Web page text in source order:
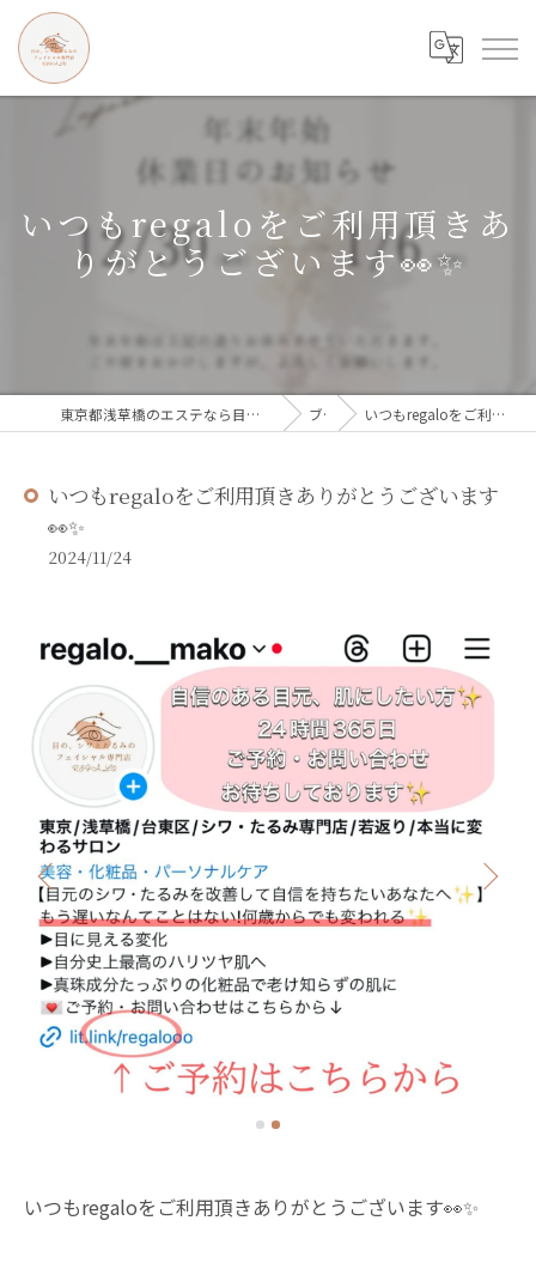
いつもregaloをご利用頂きあ
りがとうございます👀✨
東京都浅草橋のエステなら目の、シワとたるみのフェイシャル専門店 regalo ブログ いつもregaloをご利用頂きありがとうございます👀✨
いつもregaloをご利用頂きありがとうございます
👀✨
2024/11/24
いつもregaloをご利用頂きありがとうございます👀✨